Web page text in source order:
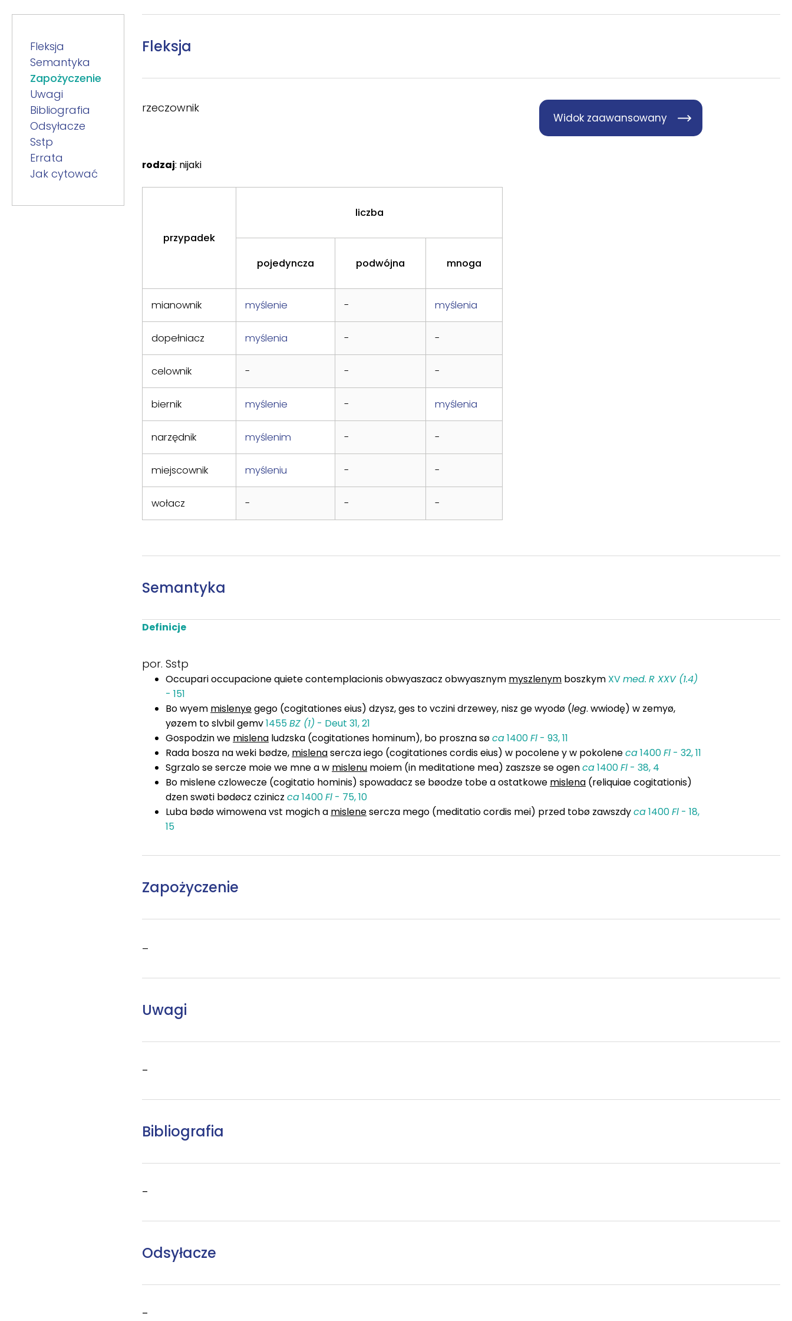
Fleksja
Semantyka
Zapożyczenie
Uwagi
Bibliografia
Odsyłacze
Sstp
Errata
Jak cytować
Fleksja
rzeczownik
Widok zaawansowany
rodzaj: nijaki
przypadek
liczba
pojedyncza podwójna mnoga
mianownik myślenie - myślenia
dopełniacz myślenia - -
celownik - - -
biernik myślenie - myślenia
narzędnik myślenim - -
miejscownik myśleniu - -
wołacz - - -
Semantyka
Definicje
por. Sstp
Occupari occupacione quiete contemplacionis obwyaszacz obwyasznym myszlenym boszkym XVmed. R XXV (1.4)
- 151
Bo wyem mislenyegego (cogitationes eius) dzysz, ges to vczini drzewey, nisz ge wyodø (leg. wwiodę) w zemyø,
yøzem to slvbil gemv1455BZ (1) - Deut 31, 21
Gospodzin we mislena ludzska (cogitationes hominum), bo proszna søca1400Fl - 93, 11
Rada bosza na weki bødze, mislenasercza iego (cogitationes cordis eius) w pocolene y w pokoleneca1400Fl - 32, 11
Sgrzalo se sercze moie we mne a w mislenu moiem (in meditatione mea) zaszsze se ogenca1400Fl - 38, 4
Bo mislene czlowecze (cogitatio hominis) spowadacz se bøodze tobe a ostatkowe mislena (reliquiae cogitationis)
dzen swøti bødøcz cziniczca1400Fl - 75, 10
Luba bødø wimowena vst mogich a mislenesercza mego (meditatio cordis mei) przed tobø zawszdyca1400Fl - 18,
15
Zapożyczenie
–
Uwagi
–
Bibliografia
–
Odsyłacze
–